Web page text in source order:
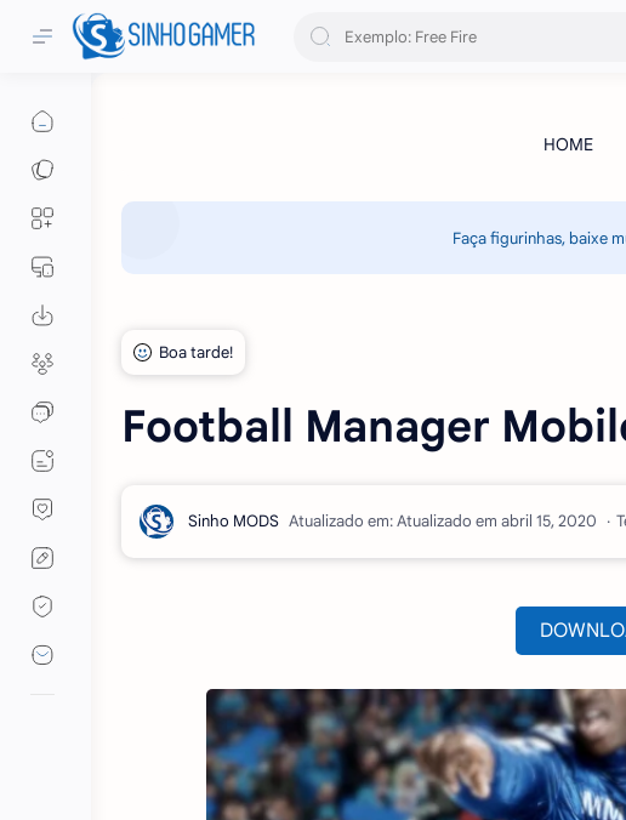
Faça figurinhas, baixe
Football Manager
Atualizado em: